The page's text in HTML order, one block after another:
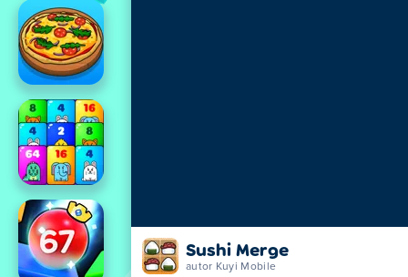
Sushi Merge
autor Kuyi Mobile